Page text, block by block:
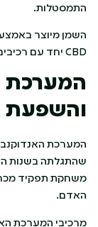
התמסטלות.
השמן מיוצר
CBD יחד עם רכיבים טבעיים אחרים מהצמח.
המערכת
והשפעת
משחקת תפקיד
האדם.
מרכיבי המערכת